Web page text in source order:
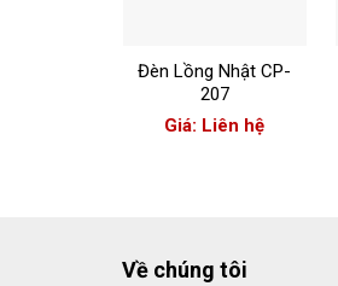
Đèn Lồng Nhật CP-
207
Giá: Liên hệ
Về chúng tôi